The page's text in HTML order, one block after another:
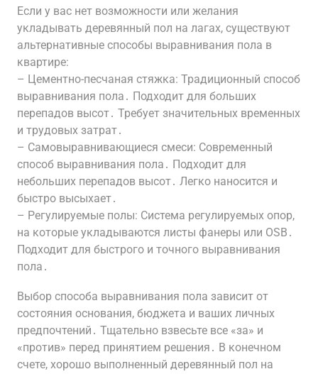
Если у вас нет возможности или желания
укладывать деревянный пол на лагах, существуют
альтернативные способы выравнивания пола в
квартире:
– Цементно-песчаная стяжка: Традиционный способ
выравнивания пола․ Подходит для больших
перепадов высот․ Требует значительных временных
и трудовых затрат․
– Самовыравнивающиеся смеси: Современный
способ выравнивания пола․ Подходит для
небольших перепадов высот․ Легко наносится и
быстро высыхает․
– Регулируемые полы: Система регулируемых опор,
на которые укладываются листы фанеры или OSB․
Подходит для быстрого и точного выравнивания
пола․
Выбор способа выравнивания пола зависит от
состояния основания, бюджета и ваших личных
предпочтений․ Тщательно взвесьте все «за» и
«против» перед принятием решения․ В конечном
счете, хорошо выполненный деревянный пол на